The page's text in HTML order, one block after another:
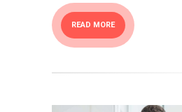
READ MORE